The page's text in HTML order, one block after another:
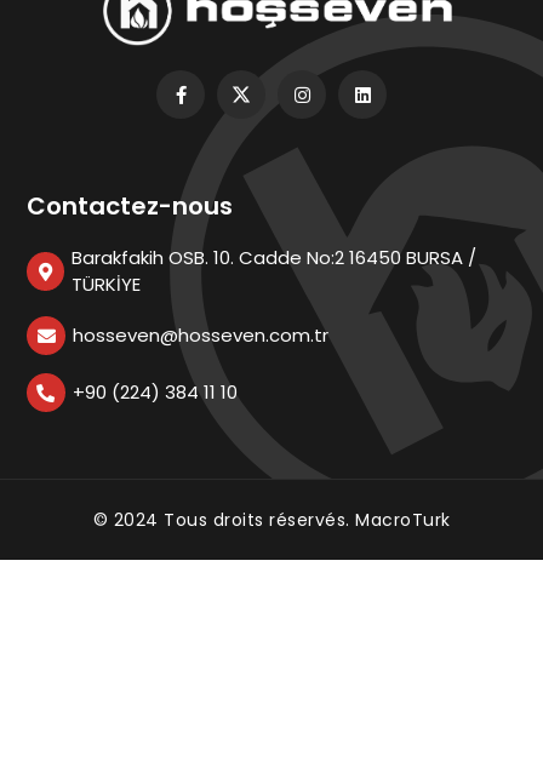
Contactez-nous
Barakfakih OSB. 10. Cadde No:2 16450 BURSA /
TÜRKİYE
hosseven@hosseven.com.tr
+90 (224) 384 11 10
© 2024 Tous droits réservés. MacroTurk